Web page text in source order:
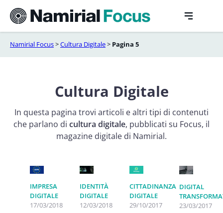
contenuto
Namirial Focus>Cultura Digitale> Pagina 5
Cultura Digitale
In questa pagina trovi articoli e altri tipi di contenuti
che parlano di cultura digitale, pubblicati su Focus, il
magazine digitale di Namirial.
IMPRESA
DIGITALE
17/03/2018
IDENTITÀ
DIGITALE
12/03/2018
CITTADINANZA
DIGITALE
29/10/2017
DIGITAL
23/03/2017